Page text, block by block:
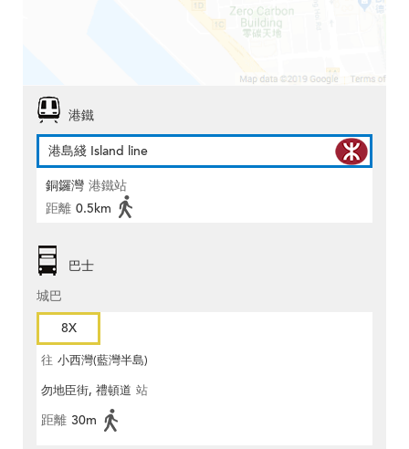
港鐵
港島綫 Island line
銅鑼灣 港鐵站
距離 0.5km
巴士
城巴
8X
往 小西灣(藍灣半島)
勿地臣街, 禮頓道 站
距離 30m